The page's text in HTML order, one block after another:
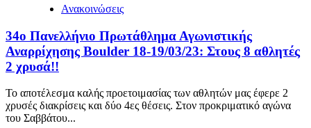
Ανακοινώσεις
34ο Πανελλήνιο Πρωτάθλημα Αγωνιστικής
Αναρρίχησης Boulder 18-19/03/23: Στους 8 αθλητές
2 χρυσά!!
To αποτέλεσμα καλής προετοιμασίας των αθλητών μας έφερε 2
χρυσές διακρίσεις και δύο 4ες θέσεις. Στον προκριματικό αγώνα
του Σαββάτου...